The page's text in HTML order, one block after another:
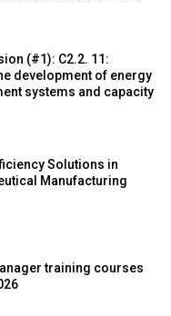
(#1): C2.2. 11:
development of energy
systems and capacity
Solutions in
Manufacturing
training courses